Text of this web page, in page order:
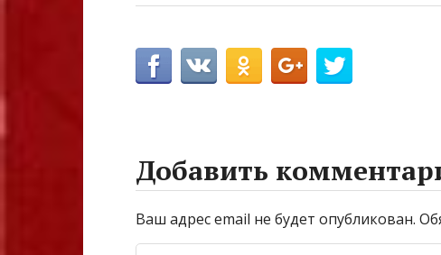
Добавить
Ваш адрес email не будет опубликован.